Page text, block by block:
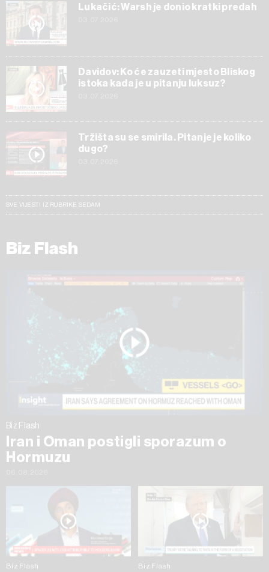
Lukačić: Warsh je donio kratki predah
Davidov: Ko će zauzeti mjesto Bliskog
istoka kada je u pitanju luksuz?
Tržišta su se smirila. Pitanje je koliko
dugo?
SVE VIJESTI IZ RUBRIKE SEDAM
Biz Flash
Biz Flash
Iran i Oman postigli sporazum o
Hormuzu
Biz Flash Biz Flash